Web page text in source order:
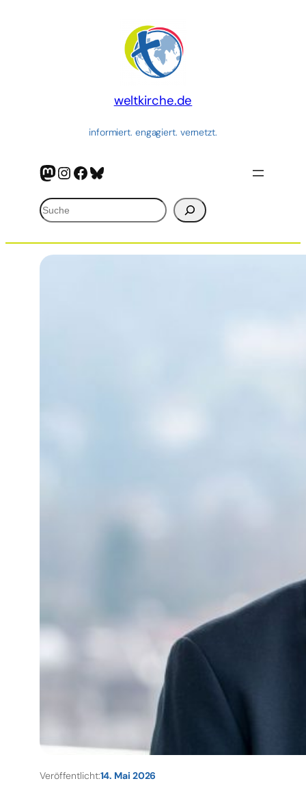
weltkirche.de
informiert. engagiert. vernetzt.
Mastodon
Instagram
Facebook
Bluesky
Suchen
Veröffentlicht:14. Mai 2026